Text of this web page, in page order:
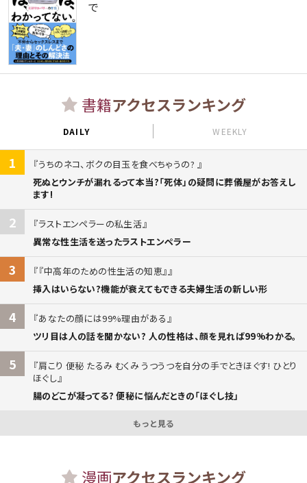
で
書籍アクセスランキング
DAILY WEEKLY
1
うちのネコ、ボクの目玉を食べちゃうの?
死ぬとウンチが漏れるって本当?「死体」の疑問に葬儀屋がお答えし
ます!
2
ラストエンペラーの私生活
異常な性生活を送ったラストエンペラー
3
『中高年のための性生活の知恵』
挿入はいらない?機能が衰えてもできる夫婦生活の新しい形
4
あなたの顔には99%理由がある
ツリ目は人の話を聞かない? 人の性格は、顔を見れば99%わかる。
5
肩こり 便秘 たるみ むくみ うつうつを自分の手でときほぐす! ひとり
ほぐし
腸のどこが凝ってる? 便秘に悩んだときの「ほぐし技」
もっと見る
漫画アクセスランキング